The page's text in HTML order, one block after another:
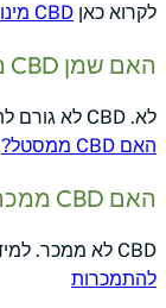
לקרוא כאן CBD מינון
האם שמן CBD ממסטל?
לא. CBD לא גורם לתחושת "היי" ולא ממסטל. למידע נוסף קראו
האם CBD ממסטל?
האם CBD ממכר?
CBD לא ממכר. למידע נוסף קראו כאן
להתמכרות